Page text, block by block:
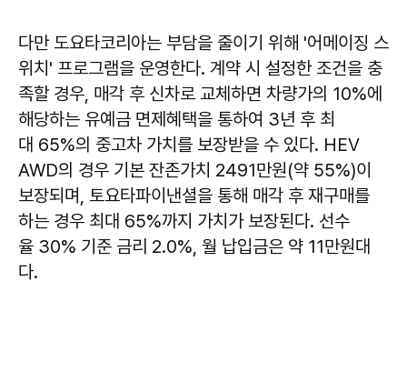
다만 도요타코리아는 부담을 줄이기 위해 '어메이징 스
위치' 프로그램을 운영한다. 계약 시 설정한 조건을 충
족할 경우, 매각 후 신차로 교체하면 차량가의 10%에
해당하는 유예금 면제혜택을 통하여 3년 후 최
대 65%의 중고차 가치를 보장받을 수 있다. HEV
AWD의 경우 기본 잔존가치 2491만원(약 55%)이
보장되며, 토요타파이낸셜을 통해 매각 후 재구매를
하는 경우 최대 65%까지 가치가 보장된다. 선수
율 30% 기준 금리 2.0%, 월 납입금은 약 11만원대
다.